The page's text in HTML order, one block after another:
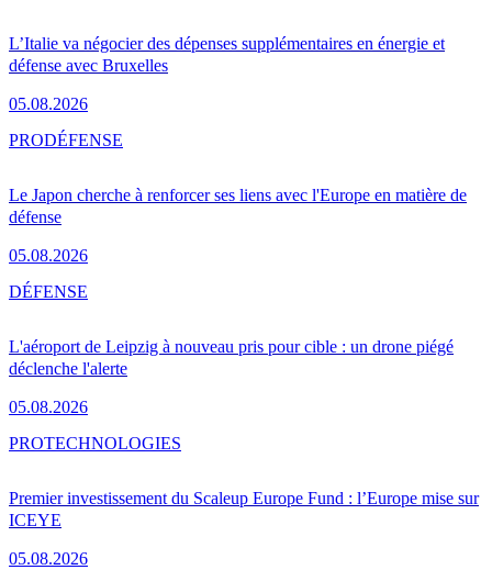
L’Italie va négocier des dépenses supplémentaires en énergie et
défense avec Bruxelles
05.08.2026
Le Japon cherche à renforcer ses liens avec l'Europe en matière de
défense
05.08.2026
PRODÉFENSE
L'aéroport de Leipzig à nouveau pris pour cible : un drone piégé
déclenche l'alerte
05.08.2026
DÉFENSE
Premier investissement du Scaleup Europe Fund : l’Europe mise sur
ICEYE
05.08.2026
PROTECHNOLOGIES